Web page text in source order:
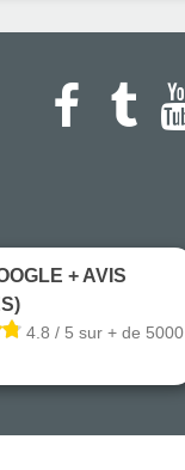
+ AVIS
4.8 / 5 sur + de 5000